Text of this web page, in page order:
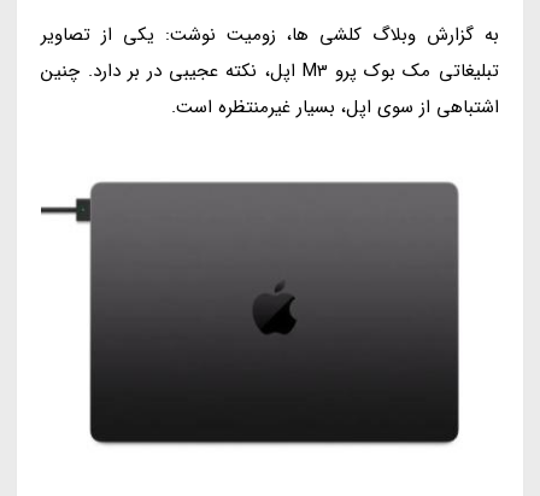
به گزارش وبلاگ کلشی ها، زومیت نوشت: یکی از تصاویر
تبلیغاتی مک بوک پرو M3 اپل، نکته عجیبی در بر دارد. چنین
اشتباهی از سوی اپل، بسیار غیرمنتظره است.